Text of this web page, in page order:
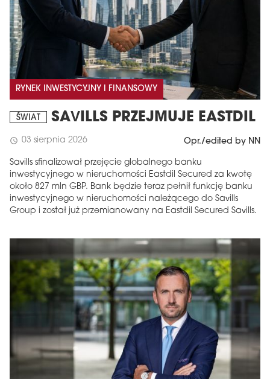
RYNEK INWESTYCYJNY I FINANSOWY
ŚWIAT SAVILLS PRZEJMUJE EASTDIL
schedule 03 sierpnia 2026 Opr./edited by NN
Savills sfinalizował przejęcie globalnego banku
inwestycyjnego w nieruchomości Eastdil Secured za kwotę
około 827 mln GBP. Bank będzie teraz pełnił funkcję banku
inwestycyjnego w nieruchomości należącego do Savills
Group i został już przemianowany na Eastdil Secured Savills.